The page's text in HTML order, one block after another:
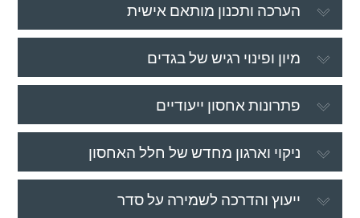
הערכה ותכנון מותאם אישית
מיון ופינוי רגיש של בגדים
פתרונות אחסון ייעודיים
ניקוי וארגון מחדש של חלל האחסון
ייעוץ והדרכה לשמירה על סדר